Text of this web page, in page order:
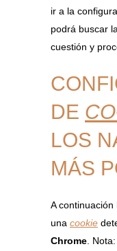
ir a la
podrá buscar
cuestión y
DE
LOS
MÁS
A
una cookie
Chrome .